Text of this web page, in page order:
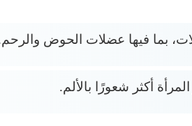
بما فيها عضلات الحوض
أكثر شعورًا بالألم.